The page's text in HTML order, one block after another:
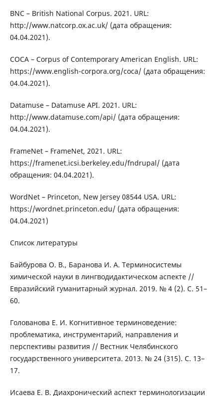
BNC – British National Corpus. 2021. URL:
http://www.natcorp.ox.ac.uk/ (дата обращения:
04.04.2021).
COCA – Corpus of Contemporary American English. URL:
https://www.english-corpora.org/coca/ (дата обращения:
04.04.2021).
Datamuse – Datamuse API. 2021. URL:
http://www.datamuse.com/api/ (дата обращения:
04.04.2021).
FrameNet – FrameNet, 2021. URL:
https://framenet.icsi.berkeley.edu/fndrupal/ (дата
обращения: 04.04.2021).
WordNet – Princeton, New Jersey 08544 USA. URL:
https://wordnet.princeton.edu/ (дата обращения:
04.04.2021)
Список литературы
Байбурова О. В., Баранова И. А. Терминосистемы
химической науки в лингводидактическом аспекте //
Евразийский гуманитарный журнал. 2019. № 4 (2). С. 51–
60.
Голованова Е. И. Когнитивное терминоведение:
проблематика, инструментарий, направления и
перспективы развития // Вестник Челябинского
государственного университета. 2013. № 24 (315). С. 13–
17.
Исаева Е. В. Диахронический аспект терминологизации